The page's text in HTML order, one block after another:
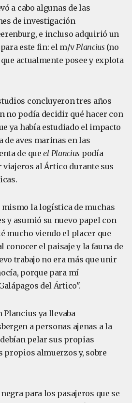
a cabo algunas de las
de investigación
e incluso adquirió un
este fin: el m/vPlancius (no
que actualmente posee y explota
concluyeron tres años
no podía decidir qué hacer con
ya había estudiado el impacto
aves marinas en las
de queel Plancius podía
al Ártico durante sus
la logística de muchas
y asumió su nuevo papel con
mucho viendo el placer que
conocer el paisaje y la fauna de
trabajo no era más que unir
porque para mí
del Ártico".
Plancius ya llevaba
a personas ajenas a la
pelar sus propias
propios almuerzos y, sobre
para los pasajeros que se